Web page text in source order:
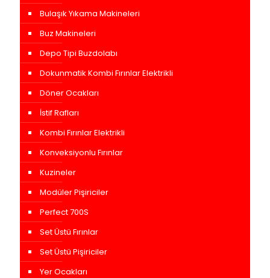
Bulaşık Yıkama Makineleri
Buz Makineleri
Depo Tipi Buzdolabı
Dokunmatik Kombi Fırınlar Elektrikli
Döner Ocakları
İstif Rafları
Kombi Fırınlar Elektrikli
Konveksiyonlu Fırınlar
Kuzineler
Modüler Pişiriciler
Perfect 700S
Set Üstü Fırınlar
Set Üstü Pişiriciler
Yer Ocakları